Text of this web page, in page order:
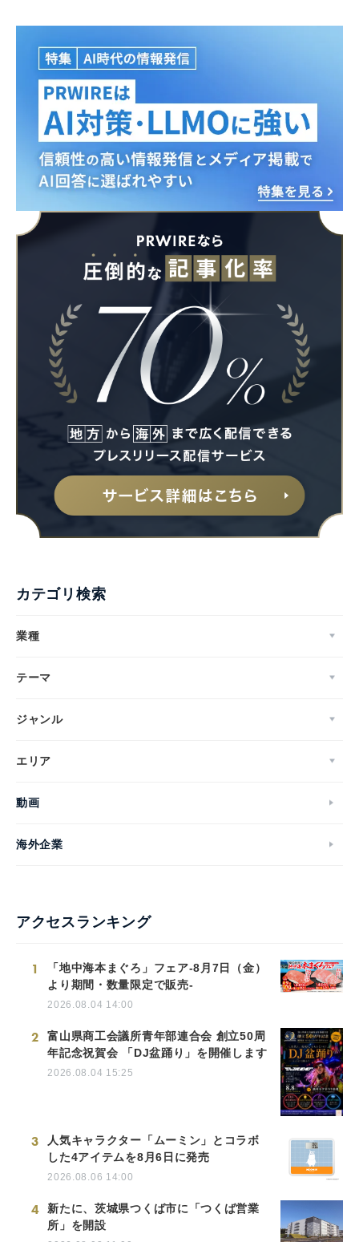
カテゴリ検索
業種
テーマ
ジャンル
エリア
動画
海外企業
アクセスランキング
1
「地中海本まぐろ」フェア-8月7日（金）
より期間・数量限定で販売-
2026.08.04 14:00
2
富山県商工会議所青年部連合会 創立50周
年記念祝賀会 「DJ盆踊り」を開催します
2026.08.04 15:25
3
人気キャラクター「ムーミン」とコラボ
した4アイテムを8月6日に発売
2026.08.06 14:00
4
新たに、茨城県つくば市に「つくば営業
所」を開設
Japanese
English